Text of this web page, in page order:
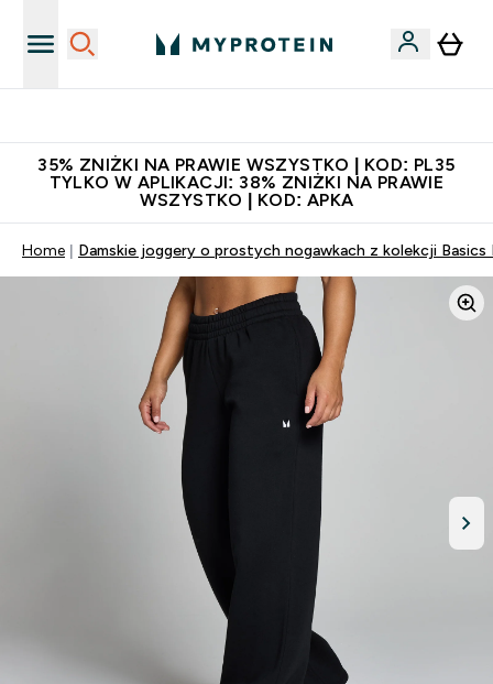
35% ZNIŻKI NA PRAWIE WSZYSTKO | KOD: PL35
TYLKO W APLIKACJI: 38% ZNIŻKI NA PRAWIE
WSZYSTKO | KOD: APKA
Home Damskie joggery o prostych nogawkach z kolekcji